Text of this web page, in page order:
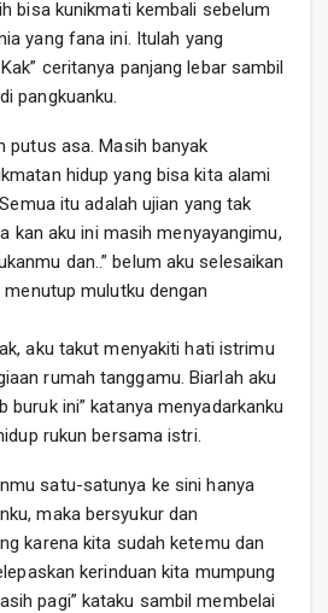
bisa kunikmati kembali sebelum
yang fana ini. Itulah yang
ceritanya panjang lebar sambil
pangkuanku.
putus asa. Masih banyak
hidup yang bisa kita alami
itu adalah ujian yang tak
kan aku ini masih menyayangimu,
dan..” belum aku selesaikan
mulutku dengan
aku takut menyakiti hati istrimu
rumah tanggamu. Biarlah aku
buruk ini” katanya menyadarkanku
rukun bersama istri.
satu-satunya ke sini hanya
maka bersyukur dan
karena kita sudah ketemu dan
kerinduan kita mumpung
pagi” kataku sambil membelai